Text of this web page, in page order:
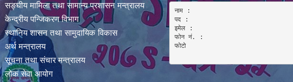
सङ्घीय मामिला तथा सामान्य प्रशासन मन्त्रालय
केन्द्रीय पन्जिकरण विभाग
स्थानिय शासन तथा सामुदायिक विकास
अर्थ मन्त्रालय
सूचना तथा संचार मन्त्रालय
लोक सेवा आयोग
नाम :
पद :
इमेल :
फोन नं. :
फोटो